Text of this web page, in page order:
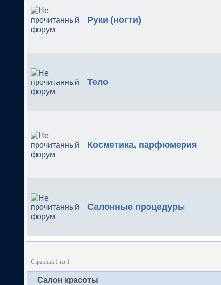
Руки (ногти)
Тело
Косметика, парфюмерия
Салонные процедуры
Страница 1 из 1
Салон красоты